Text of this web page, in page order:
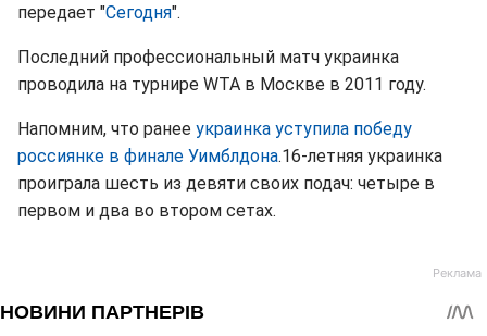
передает "Сегодня".
Последний профессиональный матч украинка
проводила на турнире WTA в Москве в 2011 году.
Напомним, что ранее украинка уступила победу
россиянке в финале Уимблдона.16-летняя украинка
проиграла шесть из девяти своих подач: четыре в
первом и два во втором сетах.